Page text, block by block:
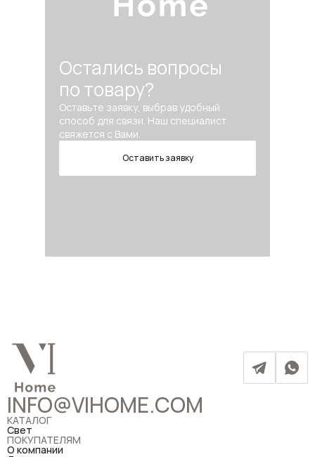
Остались вопросы
по товару?
Оставьте заявку, выбрав удобный
способ для связи. Наш специалист
свяжется с Вами.
Оставить заявку
INFO@VIHOME.COM
КАТАЛОГ
Свет
ПОКУПАТЕЛЯМ
О компании